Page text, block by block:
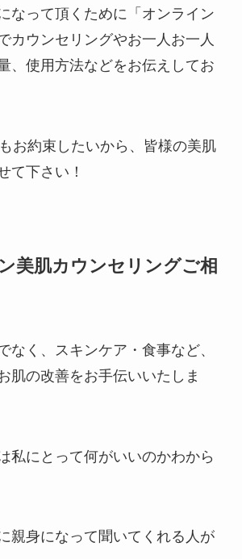
なって頂くために「オンライン
カウンセリングやお一人お一人
、使用方法などをお伝えしてお
お約束したいから、皆様の美肌
て下さい！
美肌カウンセリングご相
なく、スキンケア・食事など、
肌の改善をお手伝いいたしま
私にとって何がいいのかわから
親身になって聞いてくれる人が